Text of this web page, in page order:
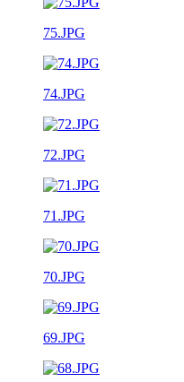
75.JPG
74.JPG
72.JPG
71.JPG
70.JPG
69.JPG